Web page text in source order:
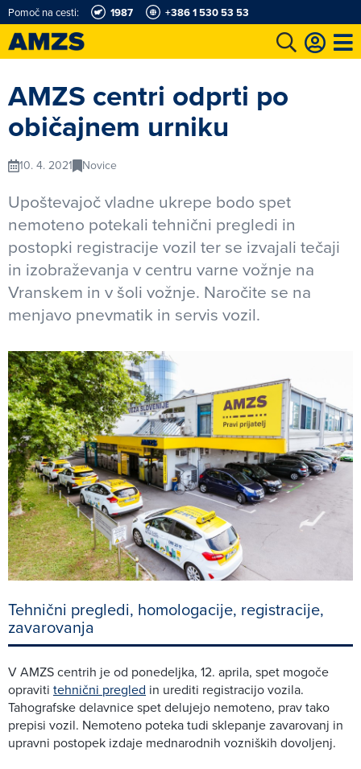
Pomoč na cesti: 1987 +386 1 530 53 53
AMZS centri odprti po
običajnem urniku
10. 4. 2021 Novice
Upoštevajoč vladne ukrepe bodo spet
nemoteno potekali tehnični pregledi in
postopki registracije vozil ter se izvajali tečaji
in izobraževanja v centru varne vožnje na
Vranskem in v šoli vožnje. Naročite se na
menjavo pnevmatik in servis vozil.
Tehnični pregledi, homologacije, registracije,
zavarovanja
V AMZS centrih je od ponedeljka, 12. aprila, spet mogoče
opraviti tehnični pregled in urediti registracijo vozila.
Tahografske delavnice spet delujejo nemoteno, prav tako
prepisi vozil. Nemoteno poteka tudi sklepanje zavarovanj in
upravni postopek izdaje mednarodnih vozniških dovoljenj.